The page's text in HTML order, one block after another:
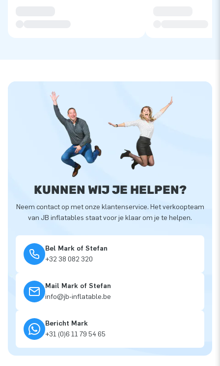
KUNNEN WIJ JE HELPEN?
Neem contact op met onze klantenservice. Het verkoopteam
van JB inflatables staat voor je klaar om je te helpen.
Bel Mark of Stefan
+32 38 082 320
Mail Mark of Stefan
info@jb-inflatable.be
Bericht Mark
+31 (0)6 11 79 54 65